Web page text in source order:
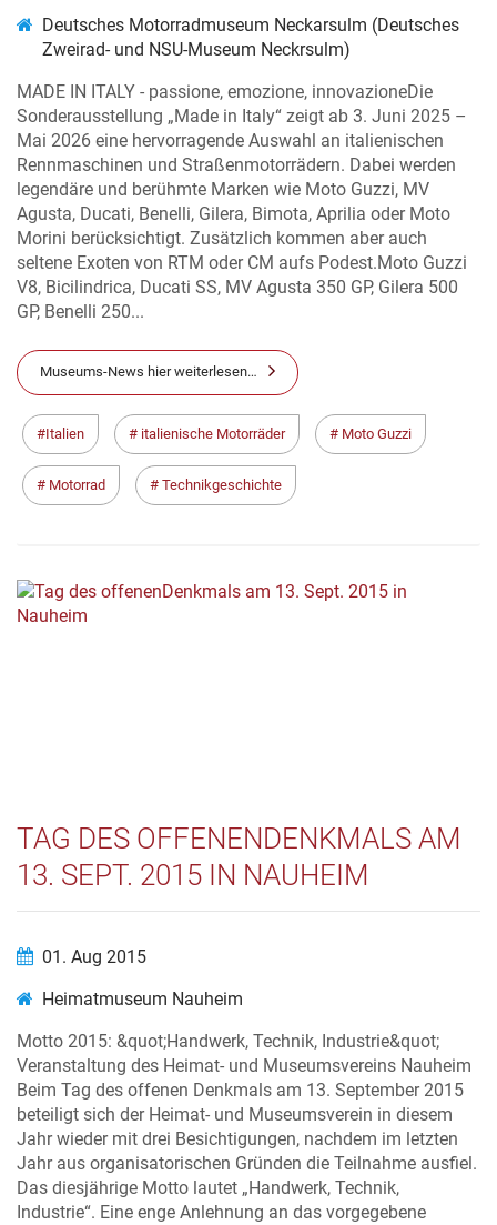
Deutsches Motorradmuseum Neckarsulm (Deutsches
Zweirad- und NSU-Museum Neckrsulm)
MADE IN ITALY - passione, emozione, innovazioneDie
Sonderausstellung „Made in Italy“ zeigt ab 3. Juni 2025 –
Mai 2026 eine hervorragende Auswahl an italienischen
Rennmaschinen und Straßenmotorrädern. Dabei werden
legendäre und berühmte Marken wie Moto Guzzi, MV
Agusta, Ducati, Benelli, Gilera, Bimota, Aprilia oder Moto
Morini berücksichtigt. Zusätzlich kommen aber auch
seltene Exoten von RTM oder CM aufs Podest.Moto Guzzi
V8, Bicilindrica, Ducati SS, MV Agusta 350 GP, Gilera 500
GP, Benelli 250...
Museums-News hier weiterlesen…
Italien italienische Motorräder Moto Guzzi
Motorrad Technikgeschichte
TAG DES OFFENENDENKMALS AM
13. SEPT. 2015 IN NAUHEIM
01. Aug 2015
Heimatmuseum Nauheim
Motto 2015: &quot;Handwerk, Technik, Industrie&quot;
Veranstaltung des Heimat- und Museumsvereins Nauheim
Beim Tag des offenen Denkmals am 13. September 2015
beteiligt sich der Heimat- und Museumsverein in diesem
Jahr wieder mit drei Besichtigungen, nachdem im letzten
Jahr aus organisatorischen Gründen die Teilnahme ausfiel.
Das diesjährige Motto lautet „Handwerk, Technik,
Industrie“. Eine enge Anlehnung an das vorgegebene